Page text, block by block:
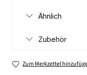
Ähnlich
Zubehör
Zum Merkzettel